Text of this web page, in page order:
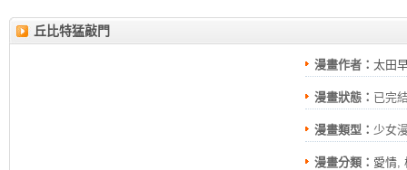
丘比特猛敲門
漫畫作者： 太田
漫畫狀態： 已完
漫畫類型： 少女
漫畫分類： 愛情,